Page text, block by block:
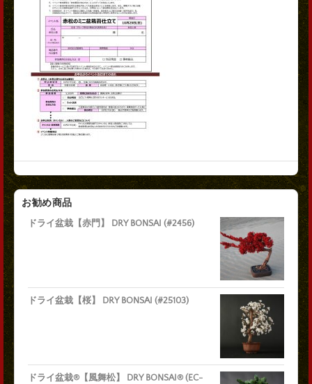
お勧め商品
ドライ盆栽【赤門】 DRY BONSAI (#2456)
ドライ盆栽【桜】 DRY BONSAI (#25103)
ドライ盆栽®【風舞松】 DRY BONSAI® (EC-